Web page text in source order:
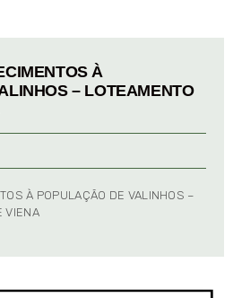
À
– LOTEAMENTO
À POPULAÇÃO DE VALINHOS –
VIENA